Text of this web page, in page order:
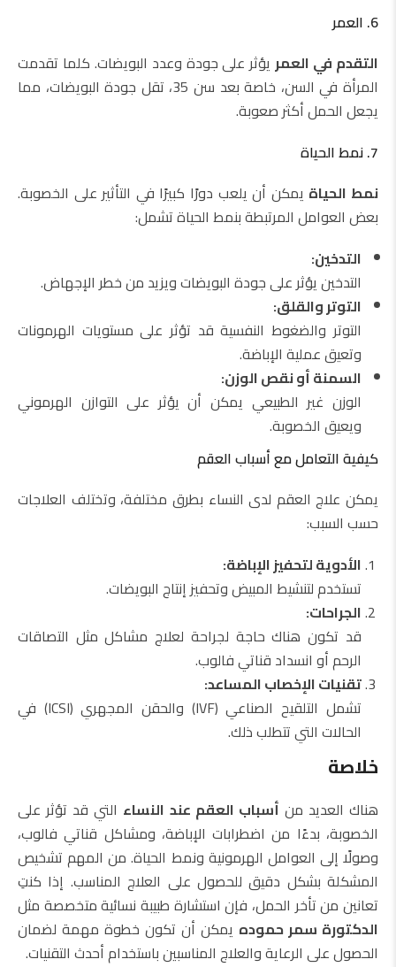
6. العمر
التقدم في العمريؤثر على جودة وعدد البويضات. كلما تقدمت
المرأة في السن، خاصة بعد سن 35، تقل جودة البويضات، مما
يجعل الحمل أكثر صعوبة.
7. نمط الحياة
نمط الحياة يمكن أن يلعب دورًا كبيرًا في التأثير على الخصوبة.
بعض العوامل المرتبطة بنمط الحياة تشمل:
التدخين:
التدخين يؤثر على جودة البويضات ويزيد من خطر الإجهاض.
التوتر والقلق:
التوتر والضغوط النفسية قد تؤثر على مستويات الهرمونات
وتعيق عملية الإباضة.
السمنة أو نقص الوزن:
الوزن غير الطبيعي يمكن أن يؤثر على التوازن الهرموني
ويعيق الخصوبة.
كيفية التعامل مع أسباب العقم
يمكن علاج العقم لدى النساء بطرق مختلفة، وتختلف العلاجات
حسب السبب:
الأدوية لتحفيز الإباضة:
تستخدم لتنشيط المبيض وتحفيز إنتاج البويضات.
الجراحات:
قد تكون هناك حاجة لجراحة لعلاج مشاكل مثل التصاقات
الرحم أو انسداد قناتي فالوب.
تقنيات الإخصاب المساعد:
تشمل التلقيح الصناعي (IVF) والحقن المجهري (ICSI) في
الحالات التي تتطلب ذلك.
خلاصة
هناك العديد من أسباب العقم عند النساء التي قد تؤثر على
الخصوبة، بدءًا من اضطرابات الإباضة، ومشاكل قناتي فالوب،
وصولًا إلى العوامل الهرمونية ونمط الحياة. من المهم تشخيص
المشكلة بشكل دقيق للحصول على العلاج المناسب. إذا كنتِ
تعانين من تأخر الحمل، فإن استشارة طبيبة نسائية متخصصة مثل
الدكتورة سمر حموده يمكن أن تكون خطوة مهمة لضمان
الحصول على الرعاية والعلاج المناسبين باستخدام أحدث التقنيات.